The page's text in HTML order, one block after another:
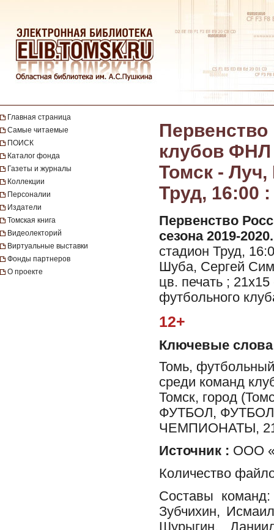
Главная страница
Самые читаемые
ПОИСК
Каталог фонда
Газеты и журналы
Коллекции
Персоналии
Издатели
Томская книга
Видеолекторий
Виртуальные выставки
Фонды партнеров
О проекте
клубов ФНЛ
Томск - Луч,
Труд, 16:00
Первенство
сезона 2019-
стадион Труд,
Шуба, Сергей
цв. печать ;
футбольного
12+
Ключевые слова
Томь,
среди команд
Томск, город
ФУТБОЛ,
ЧЕМПИОНАТЫ,
Источник : ООО
Количество
Составы
Зубчихин,
Шурыгин,